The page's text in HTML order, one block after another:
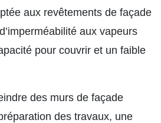
aux revêtements de façade
aux vapeurs
pour couvrir et un faible
des murs de façade
des travaux, une